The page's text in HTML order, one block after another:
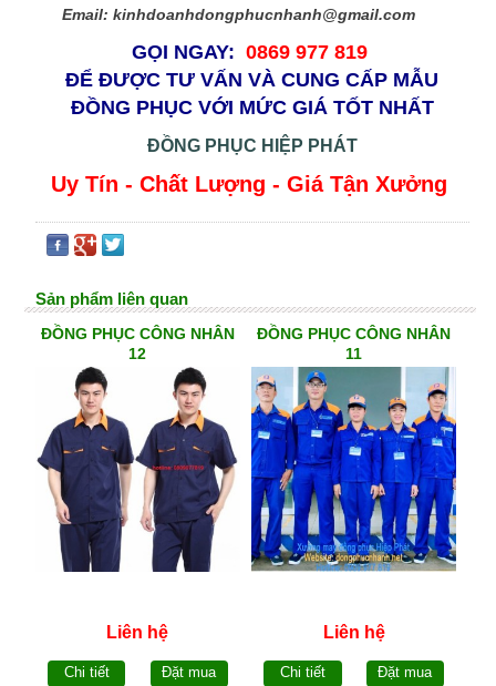
Email: kinhdoanhdongphucnhanh@gmail.com
GỌI NGAY: 0869 977 819
ĐỂ ĐƯỢC TƯ VẤN VÀ CUNG CẤP MẪU
ĐỒNG PHỤC VỚI MỨC GIÁ TỐT NHẤT
ĐỒNG PHỤC HIỆP PHÁT
Uy Tín - Chất Lượng - Giá Tận Xưởng
Sản phẩm liên quan
ĐỒNG PHỤC CÔNG NHÂN
12
Liên hệ
Chi tiết Đặt mua
ĐỒNG PHỤC CÔNG NHÂN
11
Liên hệ
Chi tiết Đặt mua